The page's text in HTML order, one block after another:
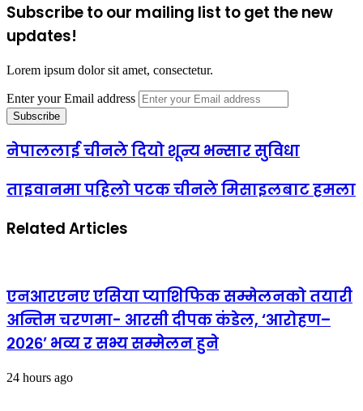
Subscribe to our mailing list to get the new
updates!
Lorem ipsum dolor sit amet, consectetur.
Enter your Email address
नेपाललाई चीनले दियो शून्य भन्सार सुविधा
ताइवानमा पहिलो पटक चीनले मिसाइलबाट हमला
Related Articles
एनआरएनए एसिया प्याशिफिक सम्मेलनको तयारी
अन्तिम चरणमा- आरसी दीपक कंडेल, ‘आरोहण–
२०२६’ भव्य र सभ्य सम्मेलन हुने
24 hours ago